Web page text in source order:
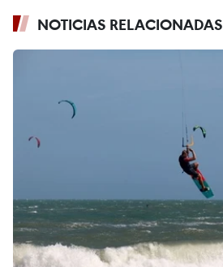
NOTICIAS RELACIONADAS